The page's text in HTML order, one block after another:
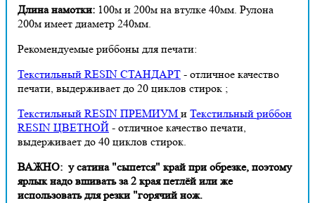
Длина намотки: 100м и 200м на втулке 40мм. Рулона
200м имеет диаметр 240мм.
Рекомендуемые риббоны для печати:
Текстильный RESIN СТАНДАРТ - отличное качество
печати, выдерживает до 20 циклов стирок ;
Текстильный RESIN ПРЕМИУМ и Текстильный риббон
RESIN ЦВЕТНОЙ - отличное качество печати,
выдерживает до 40 циклов стирок.
ВАЖНО: у сатина "сыпется" край при обрезке, поэтому
ярлык надо вшивать за 2 края петлёй или же
использовать для резки "горячий нож.